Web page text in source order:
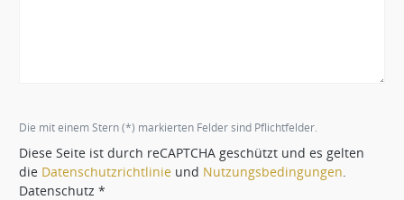
Die mit einem Stern (*) markierten Felder sind Pflichtfelder.
Diese Seite ist durch reCAPTCHA geschützt und es gelten
die Datenschutzrichtlinie und Nutzungsbedingungen
Datenschutz *